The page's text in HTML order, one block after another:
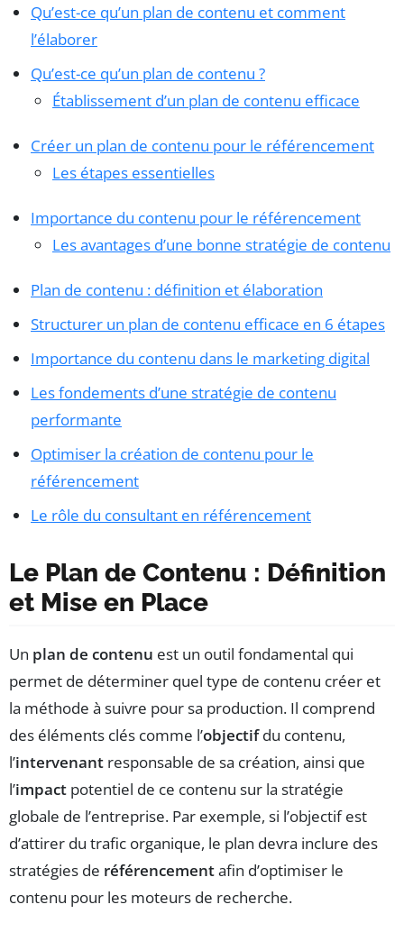
Qu’est-ce qu’un plan de contenu et comment
l’élaborer
Qu’est-ce qu’un plan de contenu ?
Établissement d’un plan de contenu efficace
Créer un plan de contenu pour le référencement
Les étapes essentielles
Importance du contenu pour le référencement
Les avantages d’une bonne stratégie de contenu
Plan de contenu : définition et élaboration
Structurer un plan de contenu efficace en 6 étapes
Importance du contenu dans le marketing digital
Les fondements d’une stratégie de contenu
performante
Optimiser la création de contenu pour le
référencement
Le rôle du consultant en référencement
Le Plan de Contenu : Définition
et Mise en Place
Un plan de contenu est un outil fondamental qui
permet de déterminer quel type de contenu créer et
la méthode à suivre pour sa production. Il comprend
des éléments clés comme l’objectifdu contenu,
l’intervenant responsable de sa création, ainsi que
l’impact potentiel de ce contenu sur la stratégie
globale de l’entreprise. Par exemple, si l’objectif est
d’attirer du trafic organique, le plan devra inclure des
stratégies de référencementafin d’optimiser le
contenu pour les moteurs de recherche.